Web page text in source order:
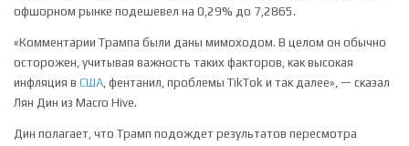
офшорном рынке подешевел на 0,29% до 7,2865.
«Комментарии Трампа были даны мимоходом. В целом он обычно
осторожен, учитывая важность таких факторов, как высокая
инфляция в США, фентанил, проблемы TikTok и так далее», — сказал
Лян Дин из Macro Hive.
Дин полагает, что Трамп подождет результатов пересмотра